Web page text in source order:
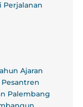
Perjalanan
Ajaran
Pesantren
Palembang